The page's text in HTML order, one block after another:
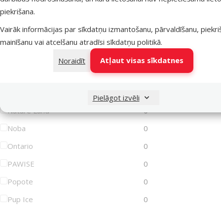
piekrišana.
Vairāk informācijas par sīkdatņu izmantošanu, pārvaldīšanu,
mainīšanu vai atcelšanu atradīsi sīkdatņu politikā.
Noraidīt
Atļaut visas sīkdatnes
Pielāgot izvēli
Magic Cat
0
Marina
0
0
0
Nature Land
0
Noba
0
Ontario
0
PAWISE
0
Popote
0
Pup Ice
0